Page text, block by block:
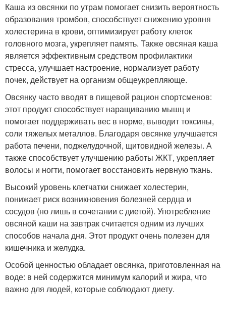
Каша из овсянки по утрам помогает снизить вероятность
образования тромбов, способствует снижению уровня
холестерина в крови, оптимизирует работу клеток
головного мозга, укрепляет память. Также овсяная каша
является эффективным средством профилактики
стресса, улучшает настроение, нормализует работу
почек, действует на организм общеукрепляюще.
Овсянку часто вводят в пищевой рацион спортсменов:
этот продукт способствует наращиванию мышц и
помогает поддерживать вес в норме, выводит токсины,
соли тяжелых металлов. Благодаря овсянке улучшается
работа печени, поджелудочной, щитовидной железы. А
также способствует улучшению работы ЖКТ, укрепляет
волосы и ногти, помогает восстановить нервную ткань.
Высокий уровень клетчатки снижает холестерин,
понижает риск возникновения болезней сердца и
сосудов (но лишь в сочетании с диетой). Употребление
овсяной каши на завтрак считается одним из лучших
способов начала дня. Этот продукт очень полезен для
кишечника и желудка.
Особой ценностью обладает овсянка, приготовленная на
воде: в ней содержится минимум калорий и жира, что
важно для людей, которые соблюдают диету.